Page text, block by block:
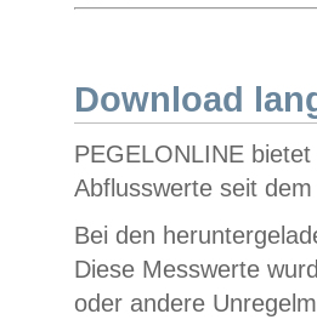
Download
PEGELONLINE
Abflusswerte seit
Bei den
Diese Messwerte
oder andere